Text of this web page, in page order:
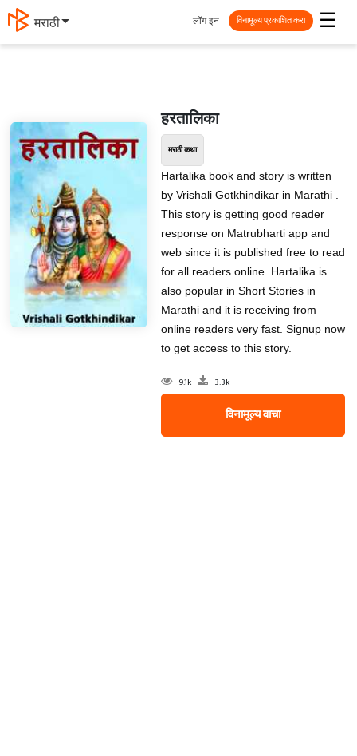
मराठी ☰
लॉग इन विनामूल्य प्रकाशित करा
हरतालिका
मराठी कथा
Hartalika book and story is written
by Vrishali Gotkhindikar in Marathi .
This story is getting good reader
response on Matrubharti app and
web since it is published free to read
for all readers online. Hartalika is
also popular in Short Stories in
Marathi and it is receiving from
online readers very fast. Signup now
to get access to this story.
9.1k 3.3k
विनामूल्य वाचा